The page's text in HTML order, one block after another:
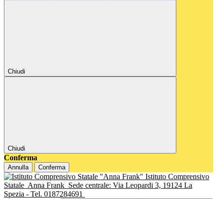
Chiudi
Chiudi
Conferma
Annulla Conferma
Istituto Comprensivo
Statale Anna Frank Sede centrale: Via Leopardi 3, 19124 La
Spezia - Tel. 0187284691